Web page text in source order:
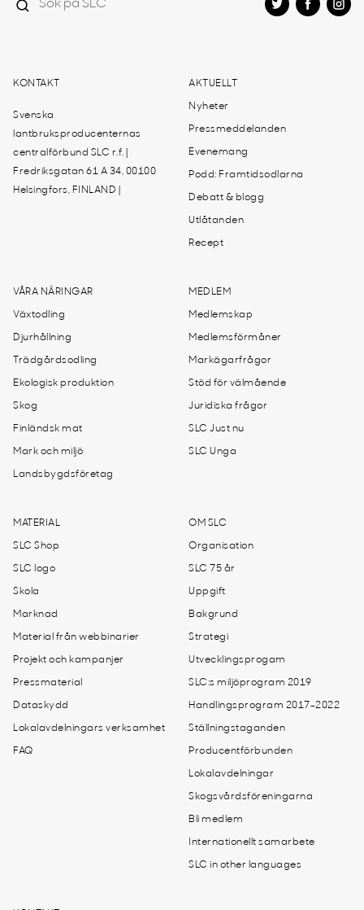
KONTAKT
Svenska
lantbruksproducenternas
centralförbund SLC r.f. |
Fredriksgatan 61 A 34, 00100
Helsingfors, FINLAND |
AKTUELLT
Nyheter
Pressmeddelanden
Evenemang
Podd: Framtidsodlarna
Debatt & blogg
Utlåtanden
Recept
VÅRA NÄRINGAR
Växtodling
Djurhållning
Trädgårdsodling
Ekologisk produktion
Skog
Finländsk mat
Mark och miljö
Landsbygdsföretag
MEDLEM
Medlemskap
Medlemsförmåner
Markägarfrågor
Stöd för välmående
Juridiska frågor
SLC Just nu
SLC Unga
MATERIAL
SLC Shop
SLC logo
Skola
Marknad
Material från webbinarier
Projekt och kampanjer
Pressmaterial
Dataskydd
Lokalavdelningars verksamhet
FAQ
OM SLC
Organisation
SLC 75 år
Uppgift
Bakgrund
Strategi
Utvecklingsprogam
SLC:s miljöprogram 2019
Handlingsprogram 2017-2022
Ställningstaganden
Producentförbunden
Lokalavdelningar
Skogsvårdsföreningarna
Bli medlem
Internationellt samarbete
SLC in other languages